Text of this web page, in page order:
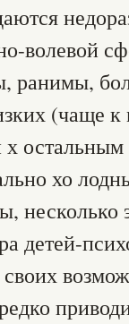
волевой
ранимы,
(чаще
хо
детей-